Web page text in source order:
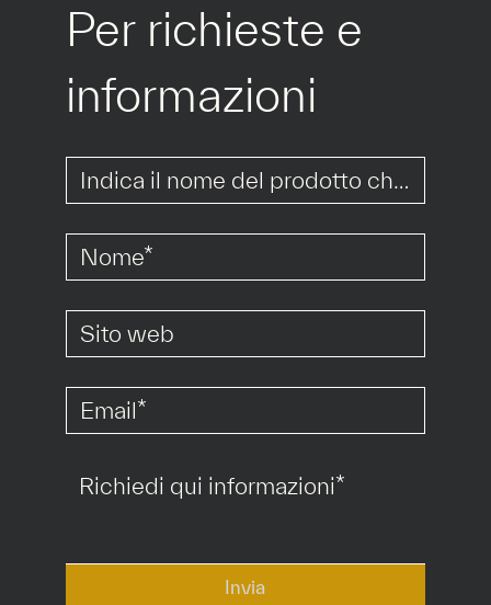
Per richieste e
informazioni
Invia